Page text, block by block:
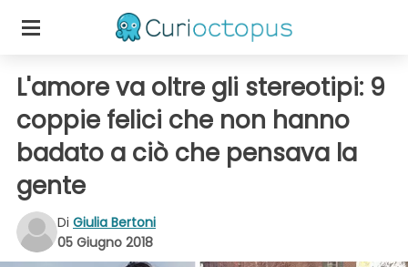
L'amore va oltre gli stereotipi: 9
coppie felici che non hanno
badato a ciò che pensava la
gente
Di Giulia Bertoni
05 Giugno 2018